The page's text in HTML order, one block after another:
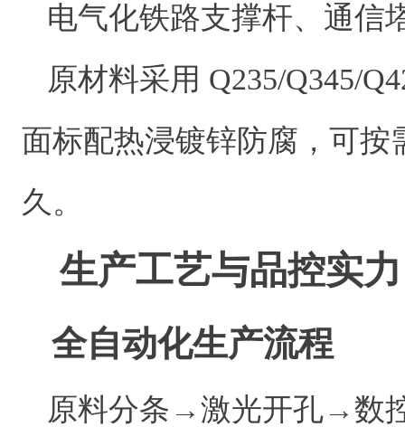
电气化铁路支撑杆、通信
原材料采用 Q235/Q345/
面标配热浸镀锌防腐，可
久。
生产工艺与品控实力
全自动化生产流程
原料分条→激光开孔→数